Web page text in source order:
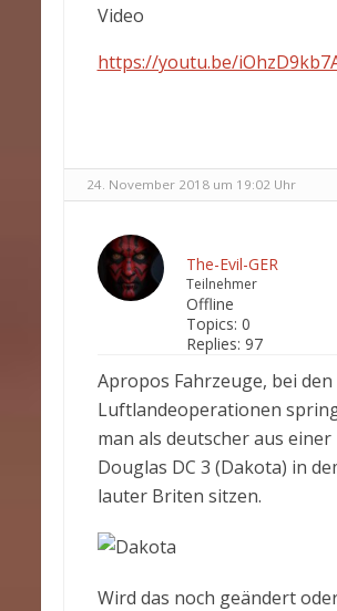
Video
https://youtu.be/
24. November 2018 um 19:02 Uhr
The-Evil-GER
Teilnehmer
Offline
Topics: 0
Replies: 97
Apropos Fahrzeuge, bei den
Luftlandeoperationen
man als deutscher aus einer
Douglas DC 3 (Dakota) in
lauter Briten sitzen.
Wird das noch geändert